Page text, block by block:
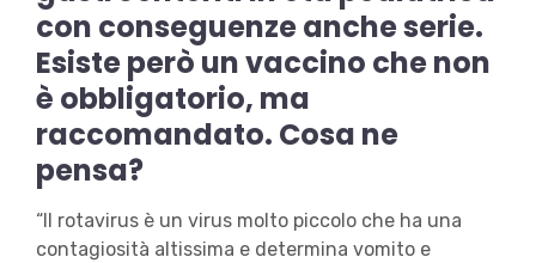
con conseguenze anche serie.
Esiste però un vaccino che non
è obbligatorio, ma
raccomandato. Cosa ne
pensa?
“Il rotavirus è un virus molto piccolo che ha una
contagiosità altissima e determina vomito e